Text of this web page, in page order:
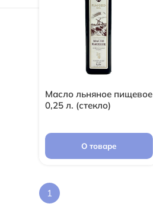
Масло льняное пищевое
0,25 л. (стекло)
О товаре
1